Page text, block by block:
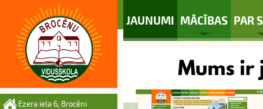
JAUNUMI MĀCĪBAS PAR
Ezera iela 6, Brocēni